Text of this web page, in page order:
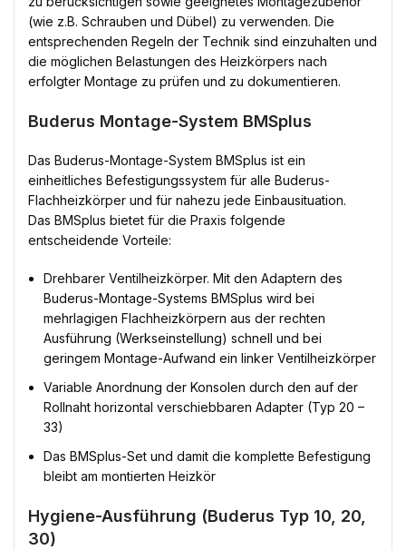
(wie z.B. Schrauben und Dübel) zu verwenden. Die
entsprechenden Regeln der Technik sind einzuhalten und
die möglichen Belastungen des Heizkörpers nach
erfolgter Montage zu prüfen und zu dokumentieren.
Buderus Montage-System BMSplus
Das Buderus-Montage-System BMSplus ist ein
einheitliches Befestigungssystem für alle Buderus-
Flachheizkörper und für nahezu jede Einbausituation.
Das BMSplus bietet für die Praxis folgende
entscheidende Vorteile:
Drehbarer Ventilheizkörper. Mit den Adaptern des
Buderus-Montage-Systems BMSplus wird bei
mehrlagigen Flachheizkörpern aus der rechten
Ausführung (Werkseinstellung) schnell und bei
geringem Montage-Aufwand ein linker Ventilheizkörper
Variable Anordnung der Konsolen durch den auf der
Rollnaht horizontal verschiebbaren Adapter (Typ 20 –
33)
Das BMSplus-Set und damit die komplette Befestigung
bleibt am montierten Heizkör
Hygiene-Ausführung (Buderus Typ 10, 20,
30)